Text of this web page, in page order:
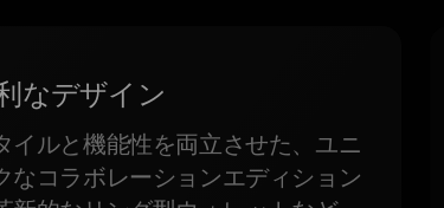
なデザイン
イルと機能性を両立させた、ユニ
なコラボレーションエディション